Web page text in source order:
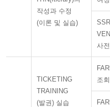
작성과 수정
(이론 및 실습)
사
TICKETING
TRAINING
(발권) 실습
조회